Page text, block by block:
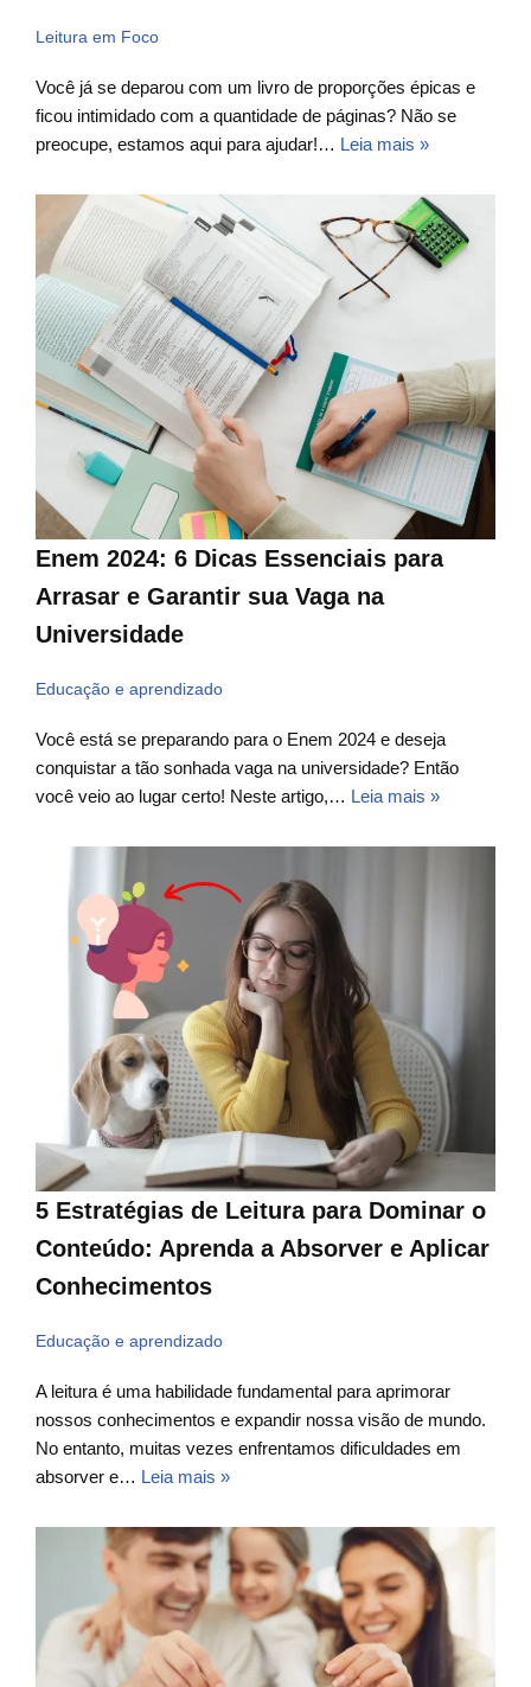
Leitura em Foco
Você já se deparou com um livro de proporções épicas e
ficou intimidado com a quantidade de páginas? Não se
preocupe, estamos aqui para ajudar!… Leia mais »
Enem 2024: 6 Dicas Essenciais para
Arrasar e Garantir sua Vaga na
Universidade
Educação e aprendizado
Você está se preparando para o Enem 2024 e deseja
conquistar a tão sonhada vaga na universidade? Então
você veio ao lugar certo! Neste artigo,… Leia mais »
5 Estratégias de Leitura para Dominar o
Conteúdo: Aprenda a Absorver e Aplicar
Conhecimentos
Educação e aprendizado
A leitura é uma habilidade fundamental para aprimorar
nossos conhecimentos e expandir nossa visão de mundo.
No entanto, muitas vezes enfrentamos dificuldades em
absorver e… Leia mais »